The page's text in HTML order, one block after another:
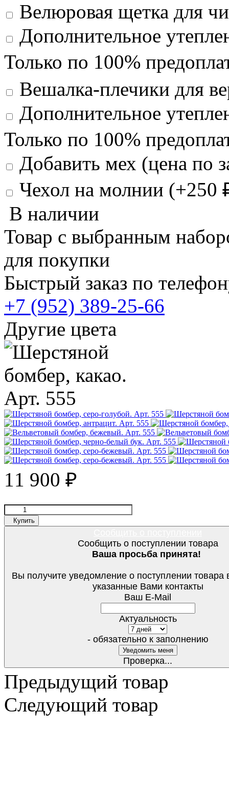
Велюровая щетка для
Дополнительное
Только по 100%
Вешалка-плечики для
Дополнительное
Только по 100%
Добавить мех (цена по
Чехол на молнии (+250
В наличии
Товар с выбранным
для покупки
Быстрый заказ по
+7 (952) 389-25-66
Другие цвета
11 900 ₽
Купить
Сообщить о поступлении товара
Ваша просьба принята!
Вы получите уведомление о поступлении товара
указанные Вами контакты
Ваш E-Mail
Актуальность
- обязательно к заполнению
Проверка...
Предыдущий товар
Следующий товар